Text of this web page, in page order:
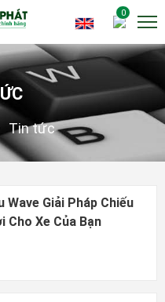
0
Tin tức
Wave Giải Pháp Chiếu
Cho Xe Của Bạn